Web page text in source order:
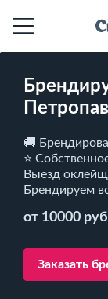
🚚
⭐
Выезд
Брендируем
от 10000
Заказать